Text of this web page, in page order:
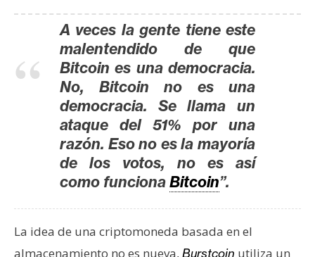
A veces la gente tiene este
malentendido de que
Bitcoin es una democracia.
No, Bitcoin no es una
democracia. Se llama un
ataque del 51% por una
razón. Eso no es la mayoría
de los votos, no es así
como funcionaBitcoin”.
La idea de una criptomoneda basada en el
almacenamiento no es nueva, Burstcoin utiliza un